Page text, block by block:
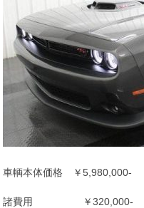
車輌本体価格 ￥5,980,000-
諸費用 ￥320,000-